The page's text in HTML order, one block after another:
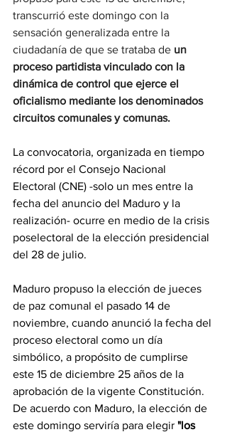
transcurrió este domingo con la
sensación generalizada entre la
ciudadanía de que se trataba de un
proceso partidista vinculado con la
dinámica de control que ejerce el
oficialismo mediante los denominados
circuitos comunales y comunas.
La convocatoria, organizada en tiempo
récord por el Consejo Nacional
Electoral (CNE) -solo un mes entre la
fecha del anuncio del Maduro y la
realización- ocurre en medio de la crisis
poselectoral de la elección presidencial
del 28 de julio.
Maduro propuso la elección de jueces
de paz comunal el pasado 14 de
noviembre, cuando anunció la fecha del
proceso electoral como un día
simbólico, a propósito de cumplirse
este 15 de diciembre 25 años de la
aprobación de la vigente Constitución.
De acuerdo con Maduro, la elección de
este domingo serviría para elegir "los